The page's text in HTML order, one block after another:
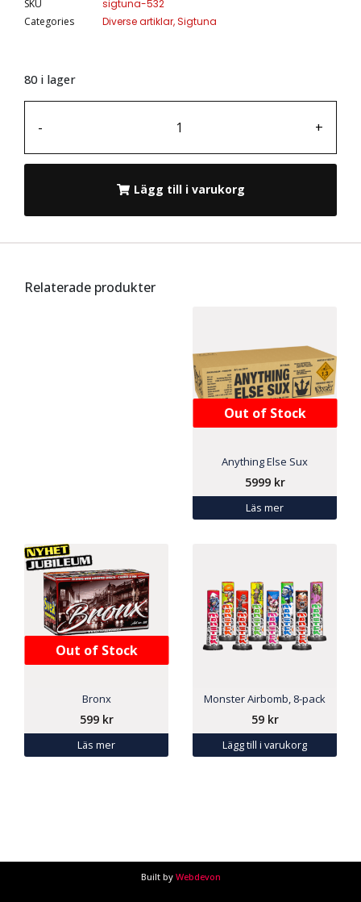
SKU
sigtuna-532
Categories
Diverse artiklar,Sigtuna
80 i lager
- +
Lägg till i varukorg
Relaterade produkter
Out of Stock
Anything Else Sux
5999 kr
Läs mer
Out of Stock
Bronx
599 kr
Läs mer
Monster Airbomb, 8-pack
59 kr
Lägg till i varukorg
Built by Webdevon